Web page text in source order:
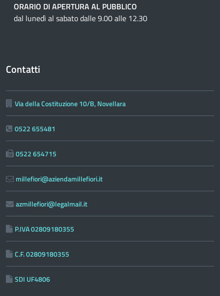
ORARIO DI APERTURA AL PUBBLICO
dal lunedì al sabato dalle 9.00 alle 12.30
Contatti
Via della Costituzione 10/B, Novellara
0522 655481
0522 654715
millefiori@aziendamillefiori.it
azmillefiori@legalmail.it
P.IVA 02809180355
C.F. 02809180355
SDI UF4806